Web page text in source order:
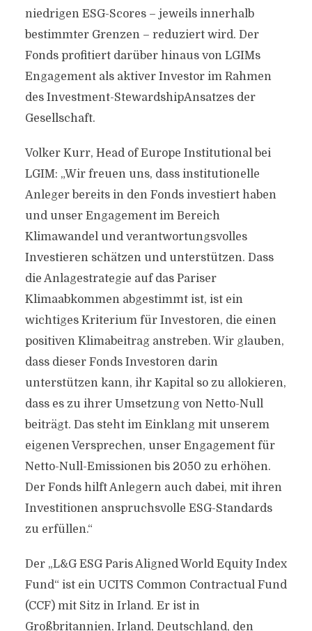
niedrigen ESG-Scores – jeweils innerhalb
bestimmter Grenzen – reduziert wird. Der
Fonds profitiert darüber hinaus von LGIMs
Engagement als aktiver Investor im Rahmen
des Investment-StewardshipAnsatzes der
Gesellschaft.
Volker Kurr, Head of Europe Institutional bei
LGIM: „Wir freuen uns, dass institutionelle
Anleger bereits in den Fonds investiert haben
und unser Engagement im Bereich
Klimawandel und verantwortungsvolles
Investieren schätzen und unterstützen. Dass
die Anlagestrategie auf das Pariser
Klimaabkommen abgestimmt ist, ist ein
wichtiges Kriterium für Investoren, die einen
positiven Klimabeitrag anstreben. Wir glauben,
dass dieser Fonds Investoren darin
unterstützen kann, ihr Kapital so zu allokieren,
dass es zu ihrer Umsetzung von Netto-Null
beiträgt. Das steht im Einklang mit unserem
eigenen Versprechen, unser Engagement für
Netto-Null-Emissionen bis 2050 zu erhöhen.
Der Fonds hilft Anlegern auch dabei, mit ihren
Investitionen anspruchsvolle ESG-Standards
zu erfüllen.“
Der „L&G ESG Paris Aligned World Equity Index
Fund“ ist ein UCITS Common Contractual Fund
(CCF) mit Sitz in Irland. Er ist in
Großbritannien, Irland, Deutschland, den